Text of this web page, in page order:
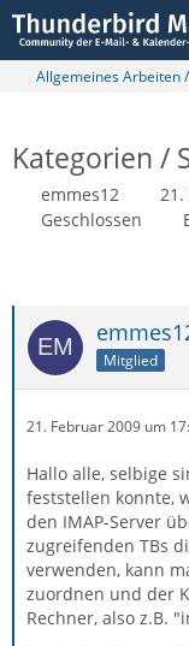
Allgemeines Arbeiten
Kategorien /
emmes12
21.
Geschlossen
Mitglied
21. Februar 2009 um
Hallo alle, selbige
feststellen konnte,
den IMAP-Server
zugreifenden TBs
verwenden, kann
zuordnen und der
Rechner, also z.B.